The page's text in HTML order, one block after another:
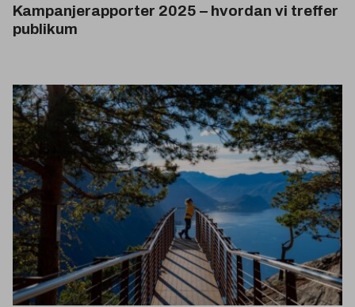
Kampanjerapporter 2025 – hvordan vi treffer
publikum